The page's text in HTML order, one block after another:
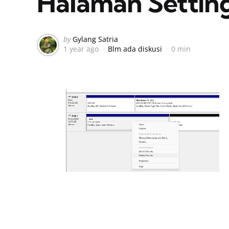
Posted
by
by Gylang Satria
1 year ago
Blm ada diskusi 0 min